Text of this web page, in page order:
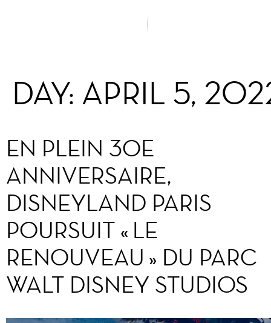
DAY: APRIL 5,
EN PLEIN 30E
ANNIVERSAIRE,
DISNEYLAND PARIS
POURSUIT « LE
RENOUVEAU » DU PARC
WALT DISNEY STUDIOS